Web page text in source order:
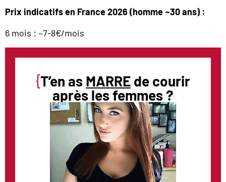
Prix indicatifs en France 2026 (homme ~30 ans) :
6 mois : ~7-8€/mois
{T’en as MARRE de courir
après les femmes ?